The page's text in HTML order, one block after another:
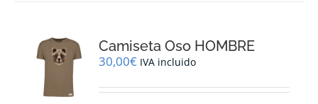
se
pueden
en
Camiseta Oso HOMBRE
30,00€ IVA incluido